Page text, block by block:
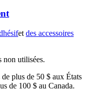
et des accessoires
non utilisées.
plus de 50 $ aux États
de 100 $ au Canada.